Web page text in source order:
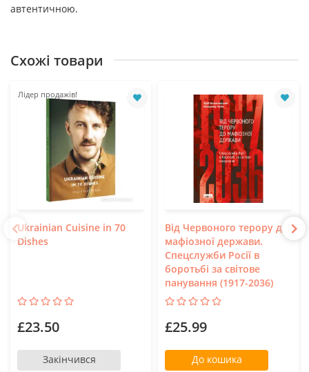
автентичною.
Схожі товари
Лідер продажів!
Ukrainian Cuisine in 70
Dishes
£23.50
Закінчився
Від Червоного терору до
мафіозної держави.
Спецслужби Росії в
боротьбі за світове
панування (1917-2036)
£25.99
До кошика